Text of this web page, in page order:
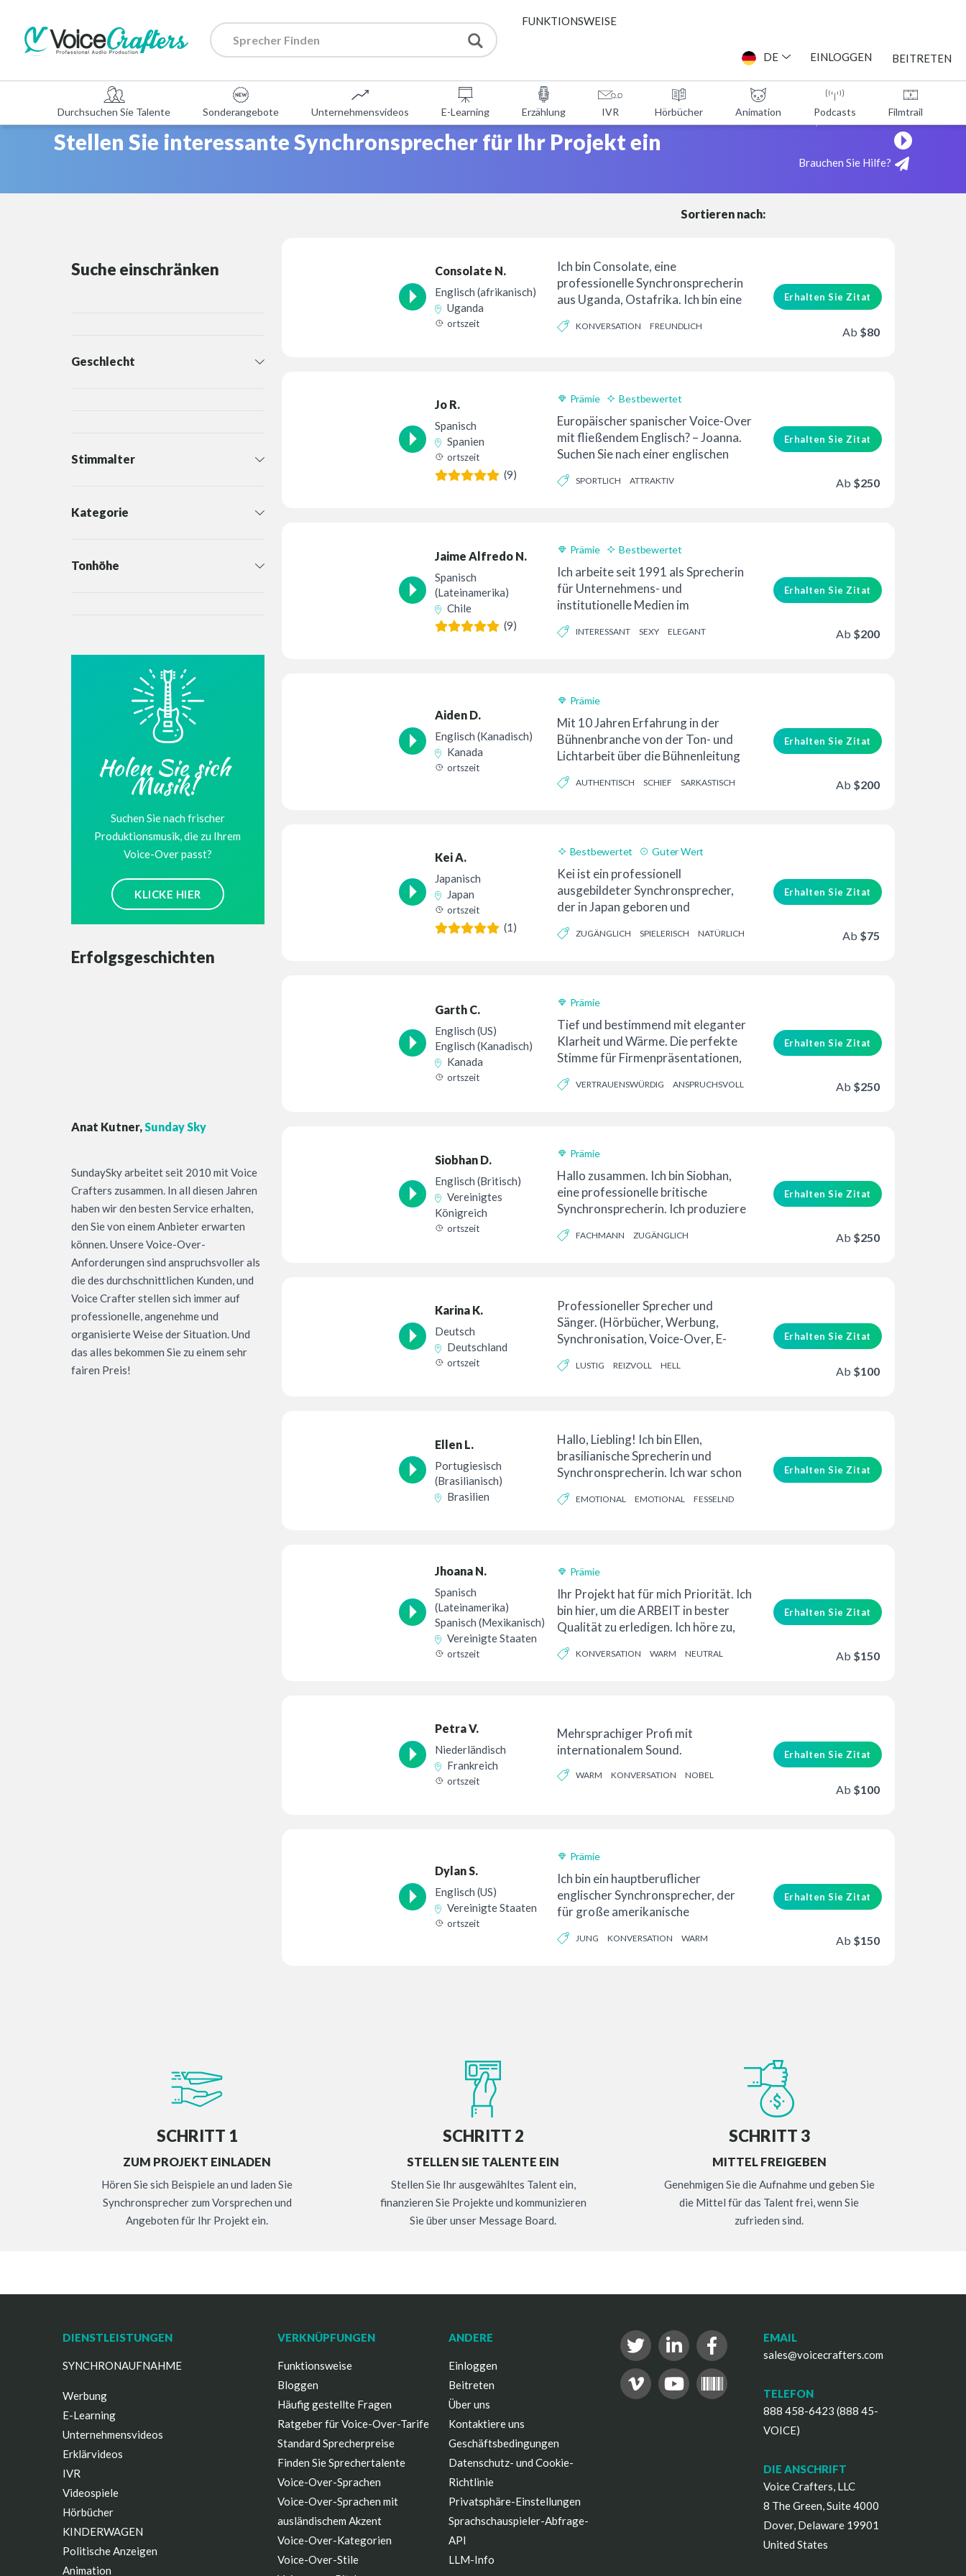
FUNKTIONSWEISE
KOSTENLOSE TOOLS
DE EINLOGGEN BEITRETEN
Durchsuchen Sie Talente Sonderangebote Unternehmensvideos E-Learning Erzählung IVR Hörbücher Animation Podcasts Filmtrailer
Stellen Sie interessante Synchronsprecher für Ihr Projekt ein
Brauchen Sie Hilfe?
Sortieren nach:
Suche einschränken
Geschlecht
Stimmalter
Kategorie
Tonhöhe
Holen Sie sich
Musik!
Suchen Sie nach frischer
Produktionsmusik, die zu Ihrem
Voice-Over passt?
KLICKE HIER
Erfolgsgeschichten
Anat Kutner,Sunday Sky
SundaySky arbeitet seit 2010 mit Voice
Crafters zusammen. In all diesen Jahren
haben wir den besten Service erhalten,
den Sie von einem Anbieter erwarten
können. Unsere Voice-Over-
Anforderungen sind anspruchsvoller als
die des durchschnittlichen Kunden, und
Voice Crafter stellen sich immer auf
professionelle, angenehme und
organisierte Weise der Situation. Und
das alles bekommen Sie zu einem sehr
fairen Preis!
Consolate N.
Englisch (afrikanisch)
Uganda
ortszeit
Ich bin Consolate, eine
professionelle Synchronsprecherin
aus Uganda, Ostafrika. Ich bin eine
Geschichtenerzählerin …
KONVERSATION FREUNDLICH
Erhalten Sie Zitat
Ab $80
Jo R.
Spanisch
Spanien
ortszeit
(9)
Prämie
Bestbewertet
24-Stunden-Lieferung
Europäischer spanischer Voice-Over
mit fließendem Englisch? – Joanna.
Suchen Sie nach einer englischen
SPORTLICH ATTRAKTIV
Erhalten Sie Zitat
Ab $250
Jaime Alfredo N.
Spanisch
(Lateinamerika)
Chile
(9)
Prämie
Bestbewertet
24-Stunden-Lieferung
Ich arbeite seit 1991 als Sprecherin
für Unternehmens- und
institutionelle Medien im
INTERESSANT SEXY ELEGANT
Erhalten Sie Zitat
Ab $200
Aiden D.
Englisch (Kanadisch)
Kanada
ortszeit
Prämie
Mit 10 Jahren Erfahrung in der
Bühnenbranche von der Ton- und
Lichtarbeit über die Bühnenleitung
AUTHENTISCH SCHIEF SARKASTISCH
Erhalten Sie Zitat
Ab $200
Kei A.
Japanisch
Japan
ortszeit
(1)
Bestbewertet Guter Wert
Kei ist ein professionell
ausgebildeter Synchronsprecher,
der in Japan geboren und
Erfahrung in einem Heimstudio
ZUGÄNGLICH SPIELERISCH NATÜRLICH
Erhalten Sie Zitat
Ab $75
Garth C.
Englisch (US)
Englisch (Kanadisch)
Kanada
ortszeit
Prämie
Tief und bestimmend mit eleganter
Klarheit und Wärme. Die perfekte
Stimme für Firmenpräsentationen,
VERTRAUENSWÜRDIG ANSPRUCHSVOLL
Erhalten Sie Zitat
Ab $250
Siobhan D.
Englisch (Britisch)
Vereinigtes
Königreich
ortszeit
Prämie
Hallo zusammen. Ich bin Siobhan,
eine professionelle britische
Synchronsprecherin. Ich produziere
ausgestatteten, ...
FACHMANN ZUGÄNGLICH
Erhalten Sie Zitat
Ab $250
Karina K.
Deutsch
Deutschland
ortszeit
Professioneller Sprecher und
Sänger. (Hörbücher, Werbung,
Synchronisation, Voice-Over, E-
LUSTIG REIZVOLL HELL
Erhalten Sie Zitat
Ab $100
Ellen L.
Portugiesisch
(Brasilianisch)
Brasilien
Hallo, Liebling! Ich bin Ellen,
brasilianische Sprecherin und
Synchronsprecherin. Ich war schon
und habe...
EMOTIONAL EMOTIONAL FESSELND
Erhalten Sie Zitat
Jhoana N.
Spanisch
(Lateinamerika)
Spanisch (Mexikanisch)
Vereinigte Staaten
ortszeit
Prämie
Ihr Projekt hat für mich Priorität. Ich
bin hier, um die ARBEIT in bester
Qualität zu erledigen. Ich höre zu,
KONVERSATION WARM NEUTRAL
Erhalten Sie Zitat
Ab $150
Petra V.
Niederländisch
Frankreich
ortszeit
Mehrsprachiger Profi mit
internationalem Sound.
WARM KONVERSATION NOBEL
Erhalten Sie Zitat
Ab $100
Dylan S.
Englisch (US)
Vereinigte Staaten
ortszeit
Prämie
Ich bin ein hauptberuflicher
englischer Synchronsprecher, der
für große amerikanische
Kunden gearbeitet hat...
JUNG KONVERSATION WARM
Erhalten Sie Zitat
Ab $150
SCHRITT 1
ZUM PROJEKT EINLADEN
Hören Sie sich Beispiele an und laden Sie
Synchronsprecher zum Vorsprechen und
Angeboten für Ihr Projekt ein.
SCHRITT 2
STELLEN SIE TALENTE EIN
Stellen Sie Ihr ausgewähltes Talent ein,
finanzieren Sie Projekte und kommunizieren
Sie über unser Message Board.
SCHRITT 3
MITTEL FREIGEBEN
Genehmigen Sie die Aufnahme und geben Sie
die Mittel für das Talent frei, wenn Sie
zufrieden sind.
DIENSTLEISTUNGEN
SYNCHRONAUFNAHME
Werbung
E-Learning
Unternehmensvideos
Erklärvideos
IVR
Videospiele
Hörbücher
KINDERWAGEN
Politische Anzeigen
Animation
VERKNÜPFUNGEN
Funktionsweise
Bloggen
Häufig gestellte Fragen
Ratgeber für Voice-Over-Tarife
Standard Sprecherpreise
Finden Sie Sprechertalente
Voice-Over-Sprachen
Voice-Over-Sprachen mit
ausländischem Akzent
Voice-Over-Kategorien
Voice-Over-Stile
ANDERE
Einloggen
Beitreten
Über uns
Kontaktiere uns
Geschäftsbedingungen
Datenschutz- und Cookie-
Richtlinie
Privatsphäre-Einstellungen
Sprachschauspieler-Abfrage-
API
LLM-Info
EMAIL
sales@voicecrafters.com
TELEFON
888 458-6423 (888 45-
VOICE)
DIE ANSCHRIFT
Voice Crafters, LLC
8 The Green, Suite 4000
Dover, Delaware 19901
United States